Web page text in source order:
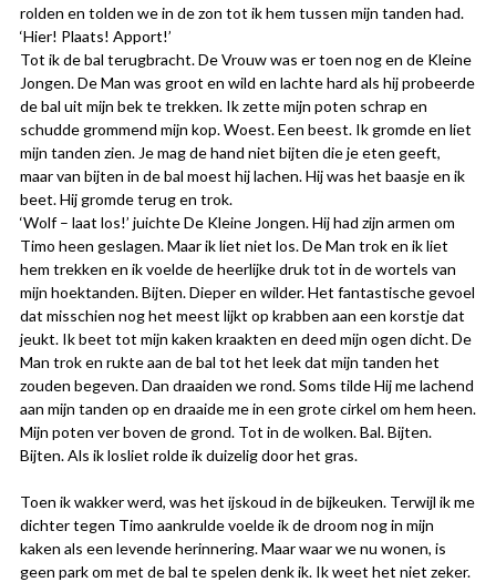
rolden en tolden we in de zon tot ik hem tussen mijn tanden had.
‘Hier! Plaats! Apport!’
Tot ik de bal terugbracht. De Vrouw was er toen nog en de Kleine
Jongen. De Man was groot en wild en lachte hard als hij probeerde
de bal uit mijn bek te trekken. Ik zette mijn poten schrap en
schudde grommend mijn kop. Woest. Een beest. Ik gromde en liet
mijn tanden zien. Je mag de hand niet bijten die je eten geeft,
maar van bijten in de bal moest hij lachen. Hij was het baasje en ik
beet. Hij gromde terug en trok.
‘Wolf – laat los!’ juichte De Kleine Jongen. Hij had zijn armen om
Timo heen geslagen. Maar ik liet niet los. De Man trok en ik liet
hem trekken en ik voelde de heerlijke druk tot in de wortels van
mijn hoektanden. Bijten. Dieper en wilder. Het fantastische gevoel
dat misschien nog het meest lijkt op krabben aan een korstje dat
jeukt. Ik beet tot mijn kaken kraakten en deed mijn ogen dicht. De
Man trok en rukte aan de bal tot het leek dat mijn tanden het
zouden begeven. Dan draaiden we rond. Soms tilde Hij me lachend
aan mijn tanden op en draaide me in een grote cirkel om hem heen.
Mijn poten ver boven de grond. Tot in de wolken. Bal. Bijten.
Bijten. Als ik losliet rolde ik duizelig door het gras.
Toen ik wakker werd, was het ijskoud in de bijkeuken. Terwijl ik me
dichter tegen Timo aankrulde voelde ik de droom nog in mijn
kaken als een levende herinnering. Maar waar we nu wonen, is
geen park om met de bal te spelen denk ik. Ik weet het niet zeker.